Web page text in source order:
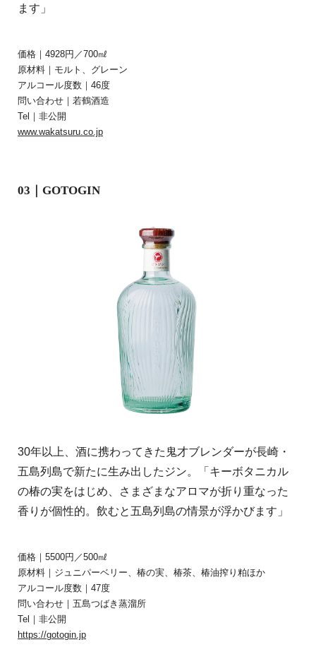
ます」
価格｜4928円／700㎖
原材料｜モルト、グレーン
アルコール度数｜46度
問い合わせ｜若鶴酒造
Tel｜非公開
www.wakatsuru.co.jp
03｜GOTOGIN
30年以上、酒に携わってきた鬼才ブレンダーが長崎・
五島列島で新たに生み出したジン。「キーボタニカル
の椿の実をはじめ、さまざまなアロマが折り重なった
香りが個性的。飲むと五島列島の情景が浮かびます」
価格｜5500円／500㎖
原材料｜ジュニパーベリー、椿の実、椿茶、椿油搾り粕ほか
アルコール度数｜47度
問い合わせ｜五島つばき蒸溜所
Tel｜非公開
https://gotogin.jp